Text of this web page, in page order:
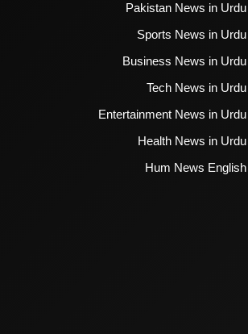
Pakistan News in Urdu
Sports News in Urdu
Business News in Urdu
Tech News in Urdu
Entertainment News in Urdu
Health News in Urdu
Hum News English